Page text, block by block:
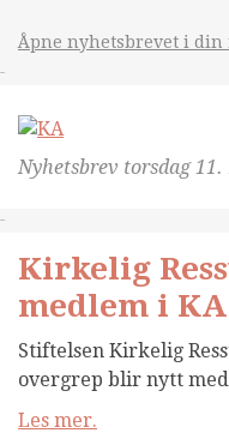
Åpne nyhetsbrevet i din
Nyhetsbrev torsdag 11.
Kirkelig
medlem i KA
Stiftelsen Kirkelig
overgrep blir nytt
Les mer.